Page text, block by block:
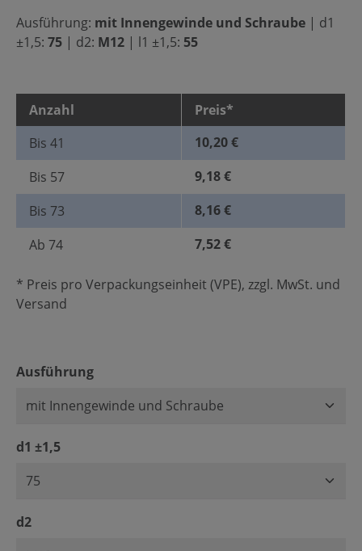
Ausführung: mit Innengewinde und Schraube | d1
±1,5: 75 | d2: M12 | l1 ±1,5: 55
Anzahl
Preis*
Bis 41
10,20 €
Bis 57
9,18 €
Bis 73
8,16 €
Ab 74 7,52 €
* Preis pro Verpackungseinheit (VPE), zzgl. MwSt. und
Versand
Ausführungauswählen
d1 ±1,5auswählen
d2auswählen